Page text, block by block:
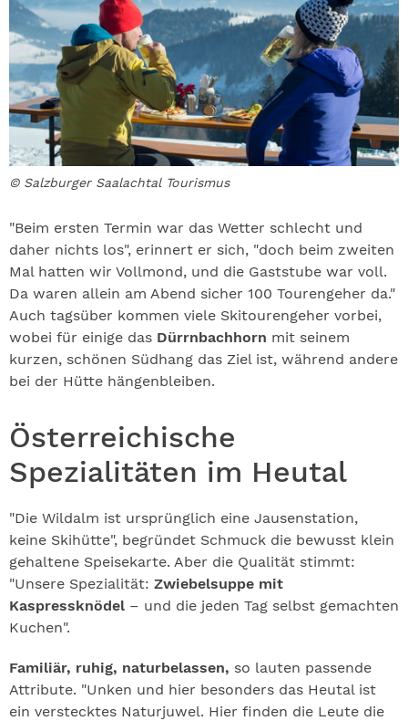
© Salzburger Saalachtal Tourismus
"Beim ersten Termin war das Wetter schlecht und
daher nichts los", erinnert er sich, "doch beim zweiten
Mal hatten wir Vollmond, und die Gaststube war voll.
Da waren allein am Abend sicher 100 Tourengeher da."
Auch tagsüber kommen viele Skitourengeher vorbei,
wobei für einige das Dürrnbachhorn mit seinem
kurzen, schönen Südhang das Ziel ist, während andere
bei der Hütte hängenbleiben.
Österreichische
Spezialitäten im Heutal
"Die Wildalm ist ursprünglich eine Jausenstation,
keine Skihütte", begründet Schmuck die bewusst klein
gehaltene Speisekarte. Aber die Qualität stimmt:
"Unsere Spezialität: Zwiebelsuppe mit
Kaspressknödel – und die jeden Tag selbst gemachten
Kuchen".
Familiär, ruhig, naturbelassen, so lauten passende
Attribute. "Unken und hier besonders das Heutal ist
ein verstecktes Naturjuwel. Hier finden die Leute die